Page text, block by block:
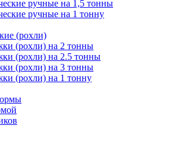
ручные на 1,5 тонны
ручные на 1 тонну
(рохли)
(рохли) на 2 тонны
(рохли) на 2.5 тонны
(рохли) на 3 тонны
(рохли) на 1 тонну